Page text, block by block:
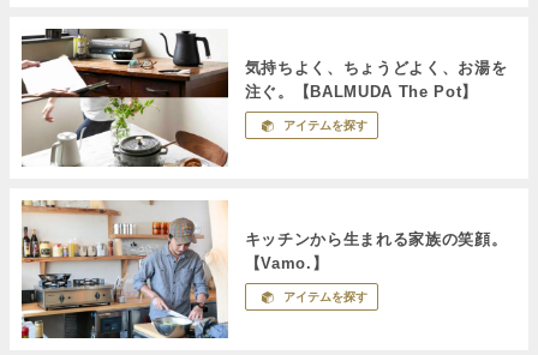
気持ちよく、ちょうどよく、お湯を
注ぐ。【BALMUDA The Pot】
アイテムを探す
キッチンから生まれる家族の笑顔。
【Vamo.】
アイテムを探す